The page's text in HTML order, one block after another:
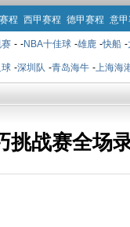
程 西甲赛程 德甲赛程 意甲
赛 - -NBA十佳球 -雄鹿 -快船 -
-深圳队 -青岛海牛 -上海海
挑战赛全场